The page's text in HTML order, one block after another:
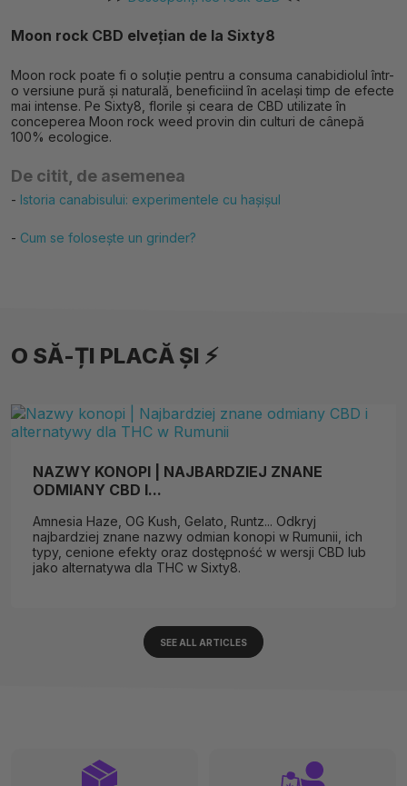
Moon rock CBD elvețian de la Sixty8
Moon rock poate fi o soluție pentru a consuma canabidiolul într-
o versiune pură și naturală, beneficiind în același timp de efecte
mai intense. Pe Sixty8, florile și ceara de CBD utilizate în
conceperea Moon rock weed provin din culturi de cânepă
100% ecologice.
De citit, de asemenea
- Istoria canabisului: experimentele cu hașișul
- Cum se folosește un grinder?
O SĂ-ȚI PLACĂ ȘI ⚡
NAZWY KONOPI | NAJBARDZIEJ ZNANE
ODMIANY CBD I...
Amnesia Haze, OG Kush, Gelato, Runtz... Odkryj
najbardziej znane nazwy odmian konopi w Rumunii, ich
typy, cenione efekty oraz dostępność w wersji CBD lub
jako alternatywa dla THC w Sixty8.
SEE ALL ARTICLES